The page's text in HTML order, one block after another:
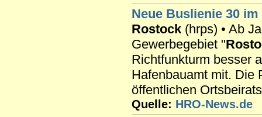
Neue Buslienie 30 im
Rostock (hrps) • Ab
Gewerbegebiet "
Richtfunkturm besser
Hafenbauamt mit. Die
öffentlichen
Quelle: HRO-News.de